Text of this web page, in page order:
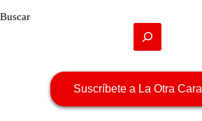
Buscar
Suscríbete a La Otra Cara